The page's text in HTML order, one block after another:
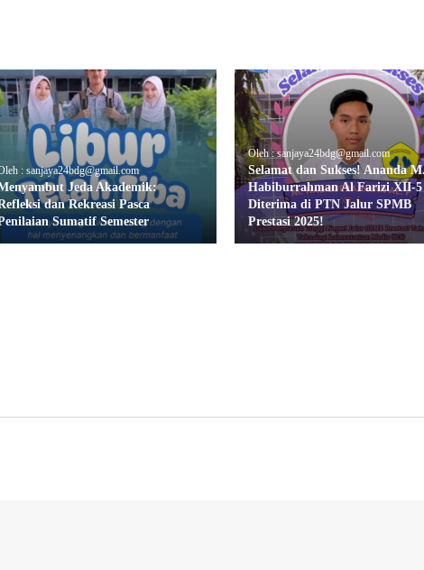
: sanjaya24bdg@gmail.com
Jeda Akademik:
dan Rekreasi Pasca
Sumatif Semester
Oleh : sanjaya24bdg@gmail.com
Selamat dan Sukses! Ananda
Habiburrahman Al Farizi XII-5
Diterima di PTN Jalur SPMB
Prestasi 2025!